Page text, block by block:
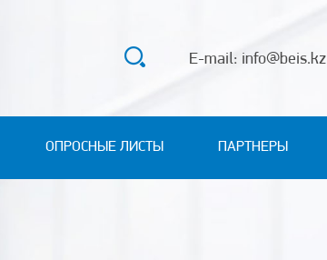
E-mail: info@beis.kz
ОПРОСНЫЕ ЛИСТЫ ПАРТНЕРЫ